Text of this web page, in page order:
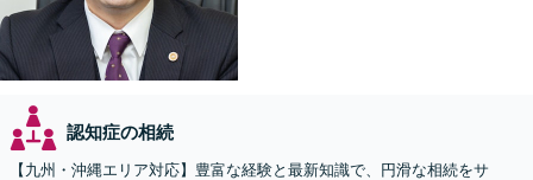
認知症の相続
【九州・沖縄エリア対応】豊富な経験と最新知識で、円滑な相続をサ